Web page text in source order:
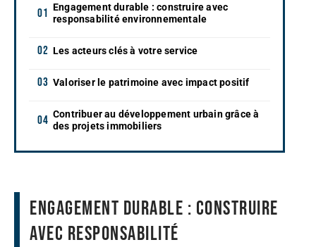
Engagement durable : construire avec
responsabilité environnementale
Les acteurs clés à votre service
Valoriser le patrimoine avec impact positif
Contribuer au développement urbain grâce à
des projets immobiliers
Engagement durable : construire
avec responsabilité